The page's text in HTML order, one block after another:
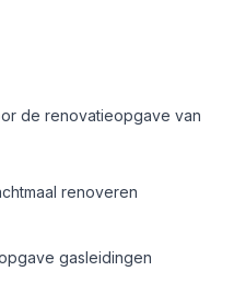
de renovatieopgave van
renoveren
gasleidingen